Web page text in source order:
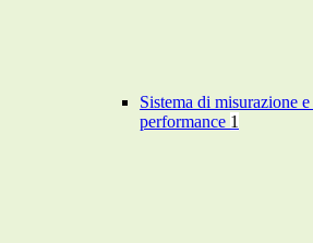
Sistema di misurazione
performance 1